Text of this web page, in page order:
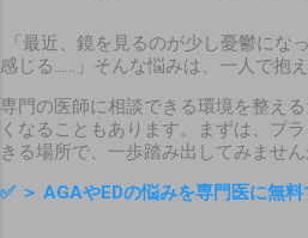
「最近、鏡を見るのが少し憂鬱にな
感じる……」そんな悩みは、一人で抱
専門の医師に相談できる環境を整え
くなることもあります。まずは、プ
きる場所で、一歩踏み出してみません
✅ ＞ AGAやEDの悩みを専門医に無